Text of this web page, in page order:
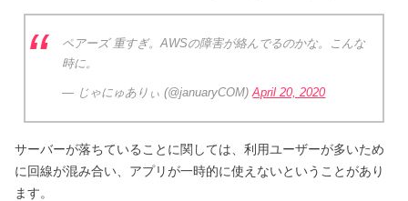
ペアーズ 重すぎ。AWSの障害が絡んでるのかな。こんな
時に。
— じゃにゅありぃ (@januaryCOM)April 20, 2020
サーバーが落ちていることに関しては、利用ユーザーが多いため
に回線が混み合い、アプリが一時的に使えないということがあり
ます。